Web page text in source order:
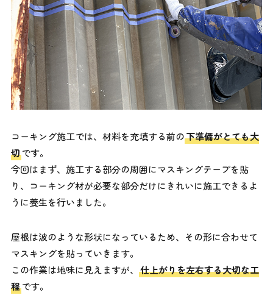
コーキング施工では、材料を充填する前の下準備がとても大
切です。
今回はまず、施工する部分の周囲にマスキングテープを貼
り、コーキング材が必要な部分だけにきれいに施工できるよ
うに養生を行いました。
屋根は波のような形状になっているため、その形に合わせて
マスキングを貼っていきます。
この作業は地味に見えますが、 仕上がりを左右する大切な工
程です。